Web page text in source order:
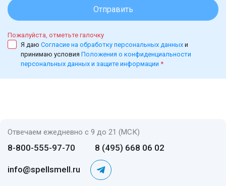
Отправить
Пожалуйста, отметьте галочку
Я даю Согласие на обработку персональных данных и
принимаю условия Положения о конфиденциальности
персональных данных и защите информации *
Отвечаем ежедневно с 9 до 21 (МСК)
8-800-555-97-70 8 (495) 668 06 02
info@spellsmell.ru